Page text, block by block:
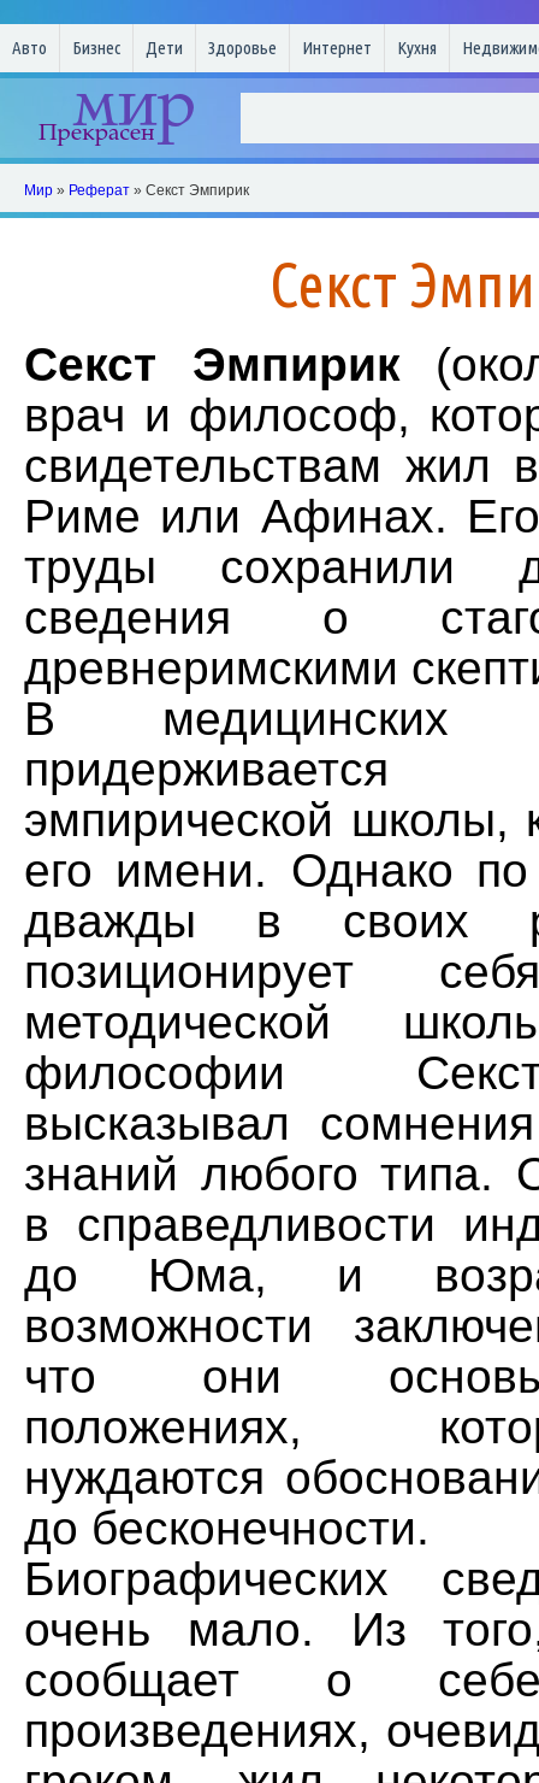
Авто Бизнес Дети Здоровье Интернет Кухня
Мир » Реферат » Секст Эмпирик
Секст
Секст Эмпирик
врач и философ,
свидетельствам жил
Риме или Афинах.
труды сохранили
сведения о
древнеримскими
В медицинских
эмпирической школы,
его имени. Однако
дважды в своих
позиционирует
методической
философии
высказывал
знаний любого типа.
в справедливости
до Юма, и
возможности
что они
положениях,
нуждаются
до бесконечности.
Биографических
очень мало. Из
сообщает о
произведениях,